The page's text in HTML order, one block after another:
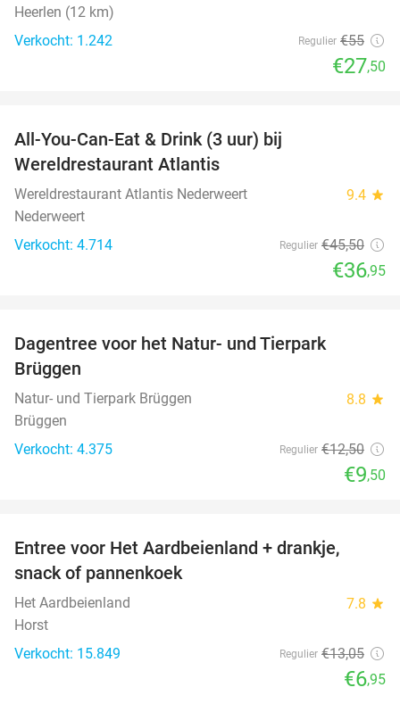
Heerlen (12 km)
Verkocht: 1.242
Regulier €55
€27,50
All-You-Can-Eat & Drink (3 uur) bij
Wereldrestaurant Atlantis
Wereldrestaurant Atlantis Nederweert 9.4 star
Nederweert
Verkocht: 4.714
Regulier €45,50
€36,95
Dagentree voor het Natur- und Tierpark
Brüggen
Natur- und Tierpark Brüggen 8.8 star
Brüggen
Verkocht: 4.375
Regulier €12,50
€9,50
Entree voor Het Aardbeienland + drankje,
snack of pannenkoek
Het Aardbeienland 7.8 star
Horst
Verkocht: 15.849
Regulier €13,05
€6,95